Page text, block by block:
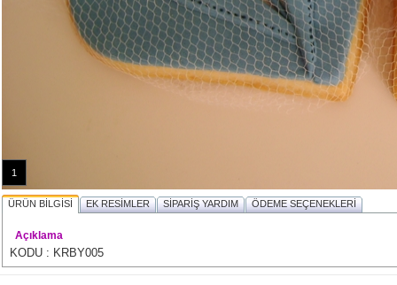
1
ÜRÜN BİLGİSİ EK RESİMLER SİPARİŞ YARDIM ÖDEME SEÇENEKLERİ
Açıklama
KODU : KRBY005